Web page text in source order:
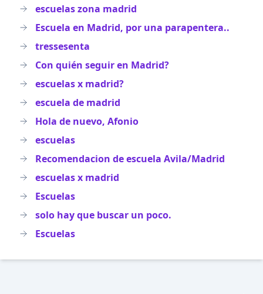
escuelas zona madrid
Escuela en Madrid, por una parapentera..
tressesenta
Con quién seguir en Madrid?
escuelas x madrid?
escuela de madrid
Hola de nuevo, Afonio
escuelas
Recomendacion de escuela Avila/Madrid
escuelas x madrid
Escuelas
solo hay que buscar un poco.
Escuelas